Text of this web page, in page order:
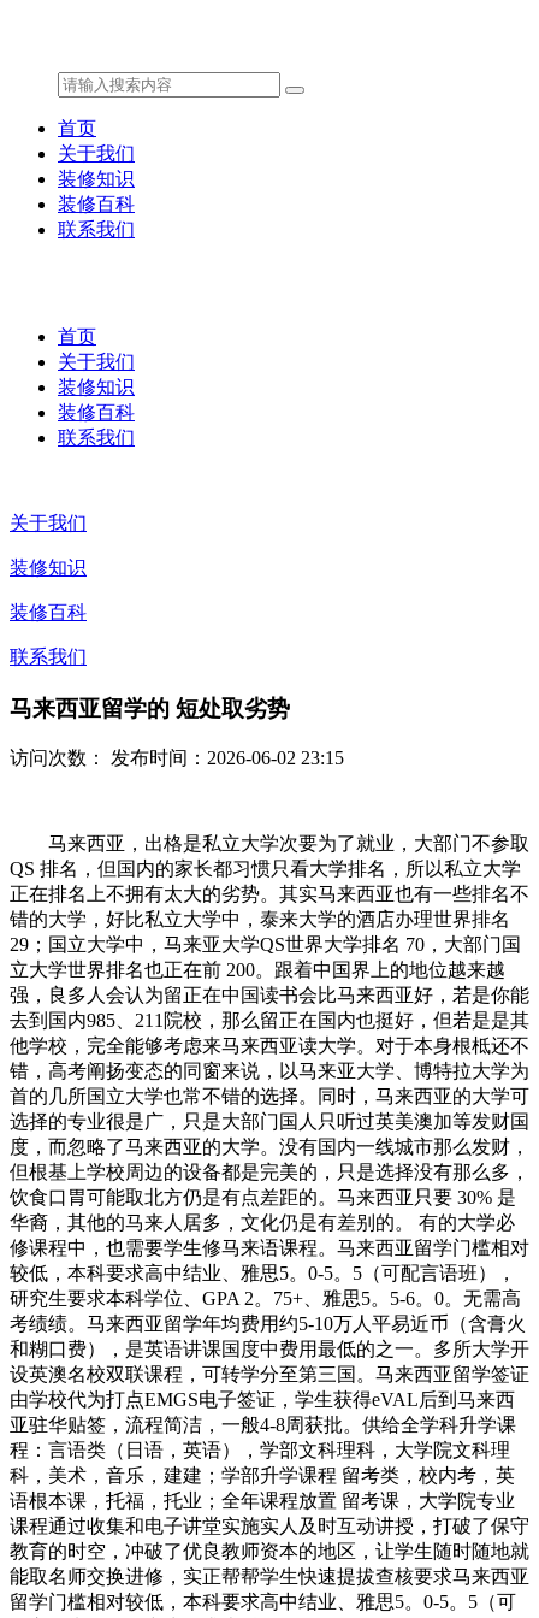
首页
关于我们
装修知识
装修百科
联系我们
首页
关于我们
装修知识
装修百科
联系我们
关于我们
装修知识
装修百科
联系我们
马来西亚留学的 短处取劣势
访问次数： 发布时间：2026-06-02 23:15
马来西亚，出格是私立大学次要为了就业，大部门不参取
QS 排名，但国内的家长都习惯只看大学排名，所以私立大学
正在排名上不拥有太大的劣势。其实马来西亚也有一些排名不
错的大学，好比私立大学中，泰来大学的酒店办理世界排名
29；国立大学中，马来亚大学QS世界大学排名 70，大部门国
立大学世界排名也正在前 200。跟着中国界上的地位越来越
强，良多人会认为留正在中国读书会比马来西亚好，若是你能
去到国内985、211院校，那么留正在国内也挺好，但若是是其
他学校，完全能够考虑来马来西亚读大学。对于本身根柢还不
错，高考阐扬变态的同窗来说，以马来亚大学、博特拉大学为
首的几所国立大学也常不错的选择。同时，马来西亚的大学可
选择的专业很是广，只是大部门国人只听过英美澳加等发财国
度，而忽略了马来西亚的大学。没有国内一线城市那么发财，
但根基上学校周边的设备都是完美的，只是选择没有那么多，
饮食口胃可能取北方仍是有点差距的。马来西亚只要 30% 是
华裔，其他的马来人居多，文化仍是有差别的。 有的大学必
修课程中，也需要学生修马来语课程。马来西亚留学门槛相对
较低，本科要求高中结业、雅思5。0-5。5（可配言语班），
研究生要求本科学位、GPA 2。75+、雅思5。5-6。0。无需高
考绩绩。马来西亚留学年均费用约5-10万人平易近币（含膏火
和糊口费），是英语讲课国度中费用最低的之一。多所大学开
设英澳名校双联课程，可转学分至第三国。马来西亚留学签证
由学校代为打点EMGS电子签证，学生获得eVAL后到马来西
亚驻华贴签，流程简洁，一般4-8周获批。供给全学科升学课
程：言语类（日语，英语），学部文科理科，大学院文科理
科，美术，音乐，建建；学部升学课程 留考类，校内考，英
语根本课，托福，托业；全年课程放置 留考课，大学院专业
课程通过收集和电子讲堂实施实人及时互动讲授，打破了保守
教育的时空，冲破了优良教师资本的地区，让学生随时随地就
能取名师交换进修，实正帮帮学生快速提拔查核要求马来西亚
留学门槛相对较低，本科要求高中结业、雅思5。0-5。5（可